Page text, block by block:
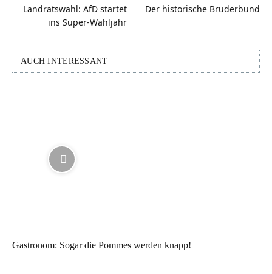
Landratswahl: AfD startet
ins Super-Wahljahr
Der historische Bruderbund
AUCH INTERESSANT
Gastronom: Sogar die Pommes werden knapp!